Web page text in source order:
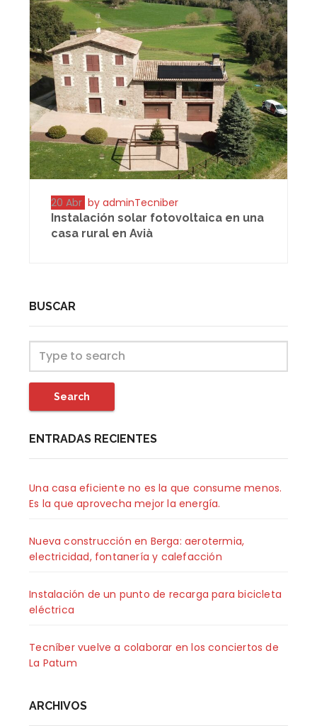
20 Abr by adminTecniber
Instalación solar fotovoltaica en una
casa rural en Avià
BUSCAR
Search
ENTRADAS RECIENTES
Una casa eficiente no es la que consume menos.
Es la que aprovecha mejor la energía.
Nueva construcción en Berga: aerotermia,
electricidad, fontanería y calefacción
Instalación de un punto de recarga para bicicleta
eléctrica
Tecníber vuelve a colaborar en los conciertos de
La Patum
ARCHIVOS